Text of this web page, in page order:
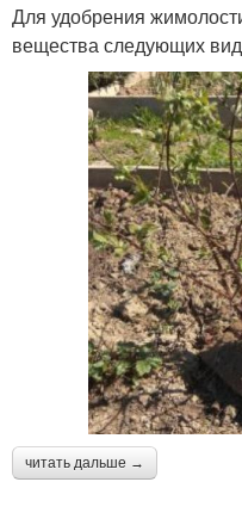
Для удобрения
вещества следующих
читать дальше →